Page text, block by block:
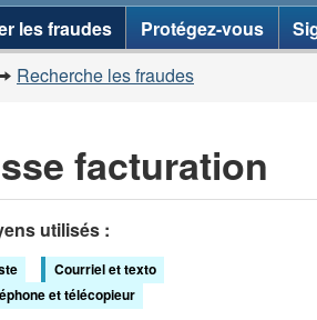
les fraudes Protégez-vous
Recherche les fraudes
facturation
utilisés :
Courriel et texto
et télécopieur